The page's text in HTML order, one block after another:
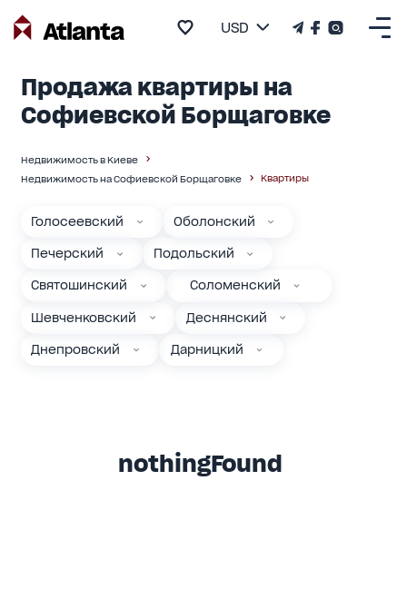
USD
Продажа квартиры на
Софиевской Борщаговке
Недвижимость в Киеве
Недвижимость на Софиевской Борщаговке
Квартиры
Голосеевский Оболонский
Печерский Подольский
Святошинский Соломенский
Шевченковский Деснянский
Днепровский Дарницкий
nothingFound